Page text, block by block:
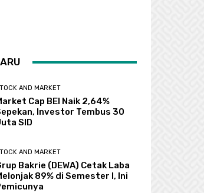
AND MARKET
Cap BEI Naik 2,64%
Investor Tembus 30
SID
AND MARKET
Bakrie (DEWA) Cetak Laba
89% di Semester I, Ini